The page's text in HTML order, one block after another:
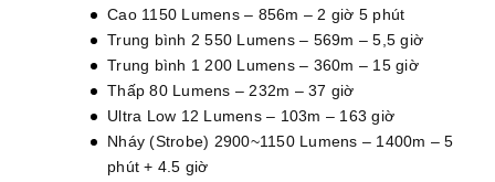
Cao 1150 Lumens – 856m – 2 giờ 5 phút
Trung bình 2 550 Lumens – 569m – 5,5 giờ
Trung bình 1 200 Lumens – 360m – 15 giờ
Thấp 80 Lumens – 232m – 37 giờ
Ultra Low 12 Lumens – 103m – 163 giờ
Nháy (Strobe) 2900~1150 Lumens – 1400m – 5
phút + 4.5 giờ